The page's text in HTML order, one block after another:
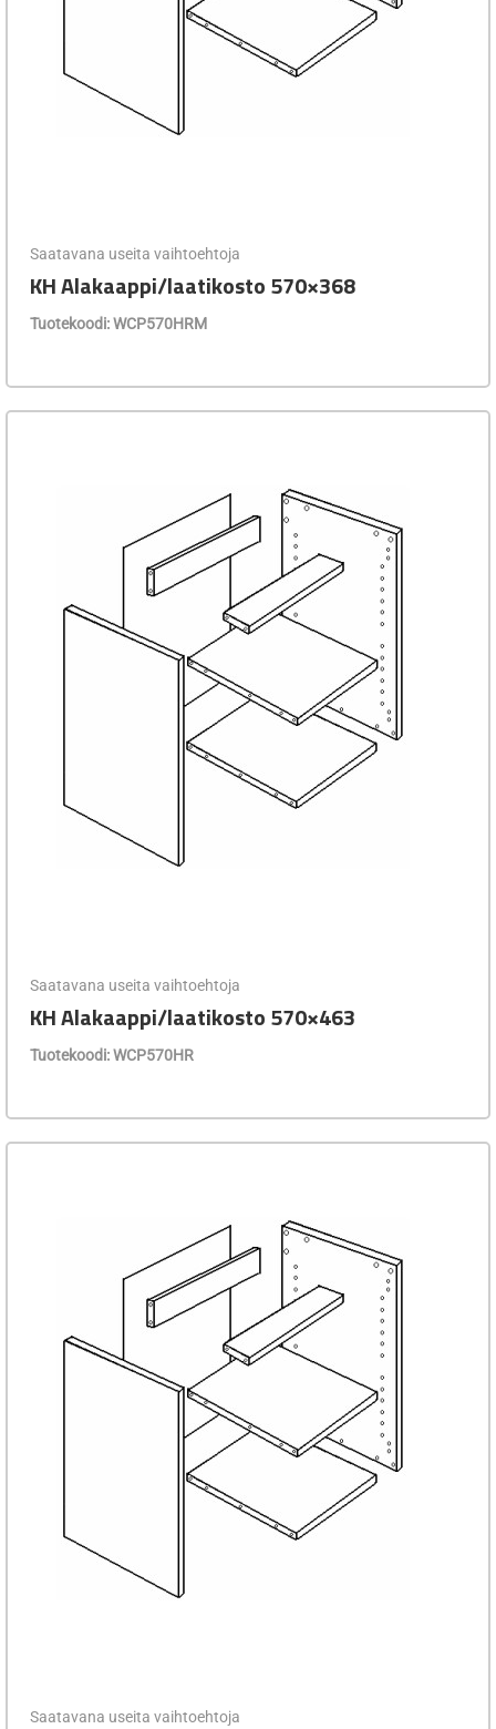
Saatavana useita vaihtoehtoja
KH Alakaappi/laatikosto 570×368
Tuotekoodi: WCP570HRM
Saatavana useita vaihtoehtoja
KH Alakaappi/laatikosto 570×463
Tuotekoodi: WCP570HR
Saatavana useita vaihtoehtoja